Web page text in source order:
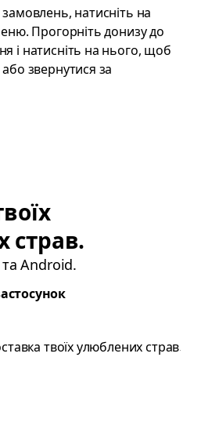
натисніть на
Прогорніть донизу до
і натисніть на нього, щоб
звернутися за
страв.
Android.